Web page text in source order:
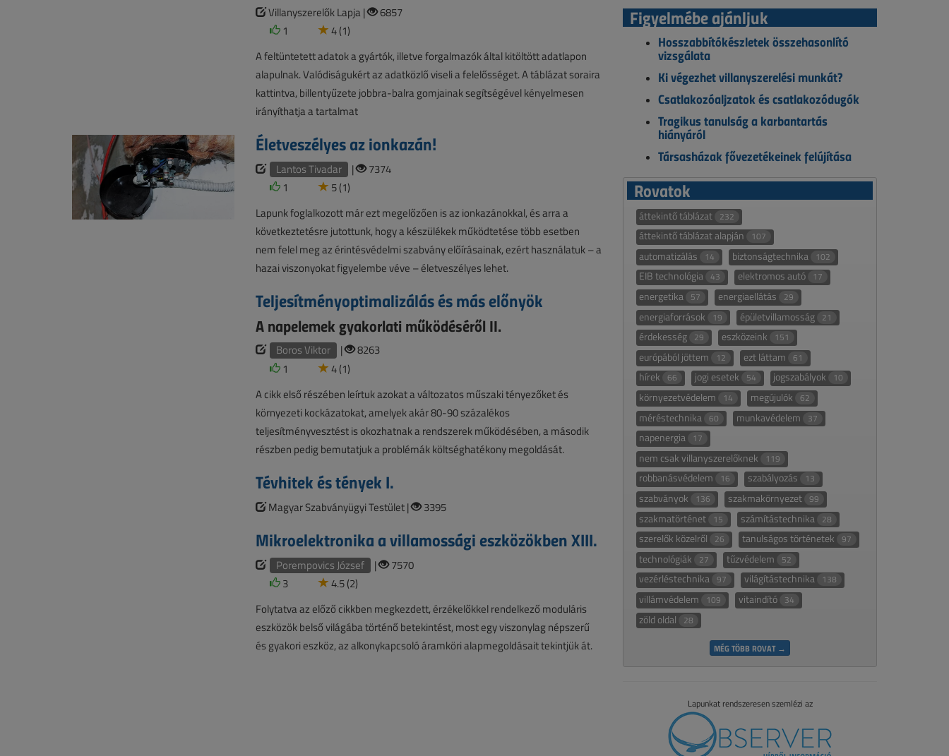
Villanyszerelők Lapja |
6857
1
4 (1)
A feltüntetett adatok a gyártók, illetve forgalmazók által kitöltött adatlapon
alapulnak. Valódiságukért az adatközlő viseli a felelősséget. A táblázat soraira
kattintva, billentyűzete jobbra-balra gomjainak segítségével kényelmesen
irányíthatja a tartalmat
Életveszélyes az ionkazán!
Lantos Tivadar |
7374
1
5 (1)
Lapunk foglalkozott már ezt megelőzően is az ionkazánokkal, és arra a
következtetésre jutottunk, hogy a készülékek működtetése több esetben
nem felel meg az érintésvédelmi szabvány előírásainak, ezért használatuk – a
hazai viszonyokat figyelembe véve – életveszélyes lehet.
Teljesítményoptimalizálás és más előnyök
A napelemek gyakorlati működéséről II.
Boros Viktor |
8263
1
4 (1)
A cikk első részében leírtuk azokat a változatos műszaki tényezőket és
környezeti kockázatokat, amelyek akár 80-90 százalékos
teljesítményvesztést is okozhatnak a rendszerek működésében, a második
részben pedig bemutatjuk a problémák költséghatékony megoldását.
Tévhitek és tények I.
Magyar Szabványügyi Testület | 3395
Mikroelektronika a villamossági eszközökben XIII.
Porempovics József |
7570
3
4.5 (2)
Folytatva az előző cikkben megkezdett, érzékelőkkel rendelkező moduláris
eszközök belső világába történő betekintést, most egy viszonylag népszerű
és gyakori eszköz, az alkonykapcsoló áramköri alapmegoldásait tekintjük át.
Figyelmébe ajánljuk
Hosszabbítókészletek összehasonlító
vizsgálata
Ki végezhet villanyszerelési munkát?
Csatlakozóaljzatok és csatlakozódugók
Tragikus tanulság a karbantartás
hiányáról
Társasházak fővezetékeinek felújítása
Rovatok
áttekintő táblázat 232
áttekintő táblázat alapján 107
automatizálás 14 biztonságtechnika 102
EIB technológia 43 elektromos autó 17
energetika 57 energiaellátás 29
energiaforrások 19 épületvillamosság 21
érdekesség 29 eszközeink 151
európából jöttem 12 ezt láttam 61
hírek 66 jogi esetek 54 jogszabályok 10
környezetvédelem 14 megújulók 62
méréstechnika 60 munkavédelem 37
napenergia 17
nem csak villanyszerelőknek 119
robbanásvédelem 16 szabályozás 13
szabványok 136 szakmakörnyezet 99
szakmatörténet 15 számítástechnika 28
szerelők közelről 26 tanulságos történetek 97
technológiák 27 tűzvédelem 52
vezérléstechnika 97 világítástechnika 138
villámvédelem 109 vitaindító 34
zöld oldal 28
MÉG TÖBB ROVAT →
Lapunkat rendszeresen szemlézi az